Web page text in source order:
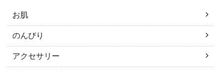
お肌
のんびり
アクセサリー